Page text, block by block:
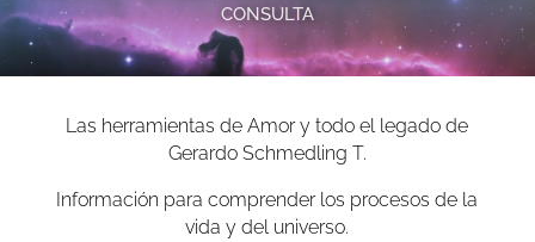
CONSULTA
Las herramientas de Amor y todo el legado de
Gerardo Schmedling T.
Información para comprender los procesos de la
vida y del universo.